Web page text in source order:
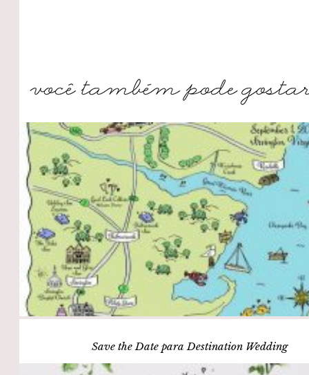
Save the Date para Destination Wedding